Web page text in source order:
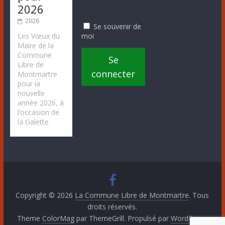
2026
2026
Les Vœux du
Maire de la
Commune
Libre de
Montmartre
pour la
nouvelle
année 2026, à
l’occasion de
la Galette
Se souvenir de
moi
Se
connecter
Copyright © 2026 La Commune Libre de Montmartre. Tous
droits réservés.
Theme ColorMagpar ThemeGrill. Propulsé par WordPress.